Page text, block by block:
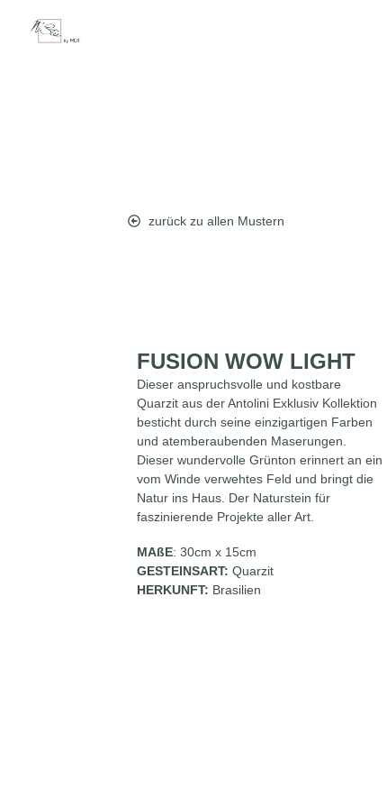
zurück zu allen Mustern
FUSION WOW LIGHT
Dieser anspruchsvolle und kostbare
Quarzit aus der Antolini Exklusiv Kollektion
besticht durch seine einzigartigen Farben
und atemberaubenden Maserungen.
Dieser wundervolle Grünton erinnert an ein
vom Winde verwehtes Feld und bringt die
Natur ins Haus. Der Naturstein für
faszinierende Projekte aller Art.
MAßE: 30cm x 15cm
GESTEINSART: Quarzit
HERKUNFT: Brasilien